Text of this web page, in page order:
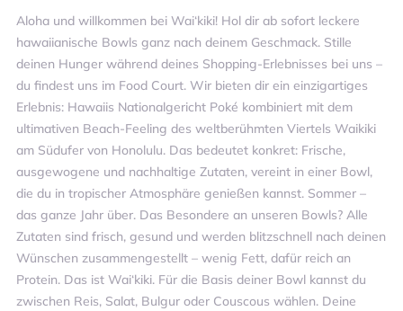
Aloha und willkommen bei Wai‘kiki! Hol dir ab sofort leckere
hawaiianische Bowls ganz nach deinem Geschmack. Stille
deinen Hunger während deines Shopping-Erlebnisses bei uns –
du findest uns im Food Court. Wir bieten dir ein einzigartiges
Erlebnis: Hawaiis Nationalgericht Poké kombiniert mit dem
ultimativen Beach-Feeling des weltberühmten Viertels Waikiki
am Südufer von Honolulu. Das bedeutet konkret: Frische,
ausgewogene und nachhaltige Zutaten, vereint in einer Bowl,
die du in tropischer Atmosphäre genießen kannst. Sommer –
das ganze Jahr über. Das Besondere an unseren Bowls? Alle
Zutaten sind frisch, gesund und werden blitzschnell nach deinen
Wünschen zusammengestellt – wenig Fett, dafür reich an
Protein. Das ist Wai‘kiki. Für die Basis deiner Bowl kannst du
zwischen Reis, Salat, Bulgur oder Couscous wählen. Deine